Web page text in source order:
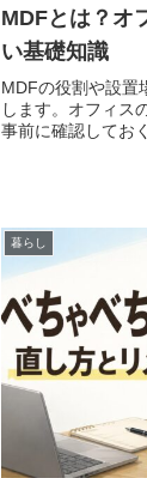
MDFとは？オ
い基礎知識
MDFの役割や設置
します。オフィス
事前に確認してお
暮らし